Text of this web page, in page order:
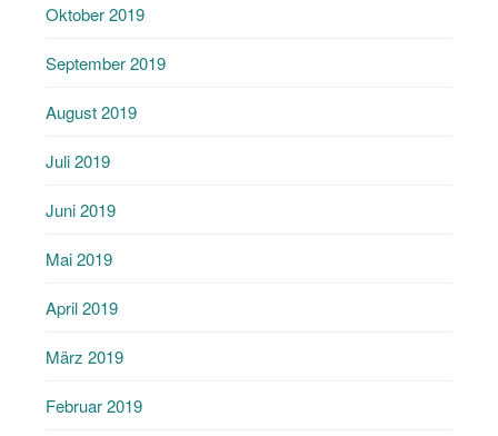
Oktober 2019
September 2019
August 2019
Juli 2019
Juni 2019
Mai 2019
April 2019
März 2019
Februar 2019